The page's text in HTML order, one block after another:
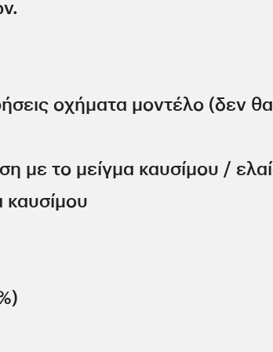
οχήματα μοντέλο (δεν
με το μείγμα καυσίμου /
καυσίμου